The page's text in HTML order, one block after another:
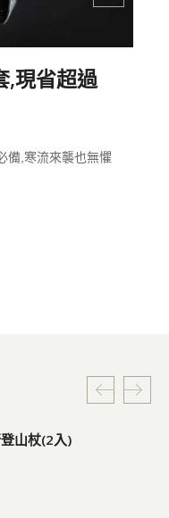
,現省超過
備,寒流來襲也無懼
山杖(2入)